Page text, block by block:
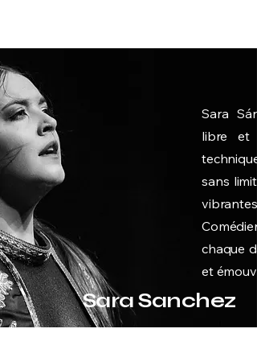
Sara
libre et
sans
chaque
et
Sara Sanchez